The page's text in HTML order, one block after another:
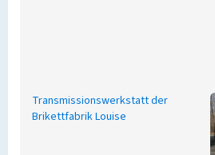
Transmissionswerkstatt der
Brikettfabrik Louise